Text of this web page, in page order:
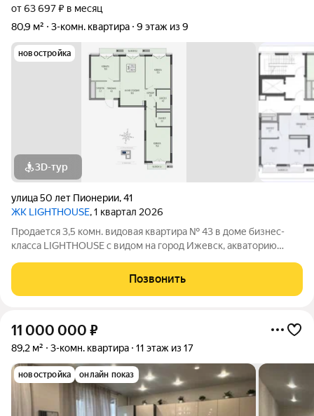
от 63 697 ₽ в месяц
80,9 м²
3-комн. квартира 9 этаж из 9
новостройка
3D-тур
улица 50 лет Пионерии,41
ЖК LIGHTHOUSE, 1 квартал 2026
Продается 3,5 комн. видовая квартира № 43 в доме бизнес-
класса LIGHTHOUSE с видом на город Ижевск, акваторию
теплым подземным паркингом вблизи парка Кирова на ул. 50
лет Пионерии. В шаговой
Позвонить
11 000 000 ₽
89,2 м² 3-комн. квартира 11 этаж из 17
новостройка онлайн показ